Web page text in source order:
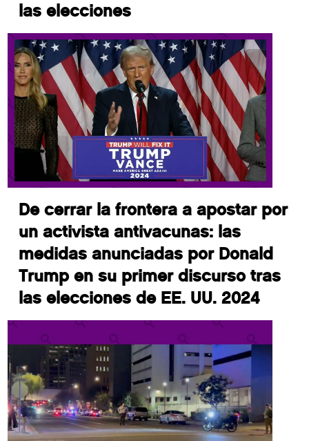
las elecciones
De cerrar la frontera a apostar por
un activista antivacunas: las
medidas anunciadas por Donald
Trump en su primer discurso tras
las elecciones de EE. UU. 2024